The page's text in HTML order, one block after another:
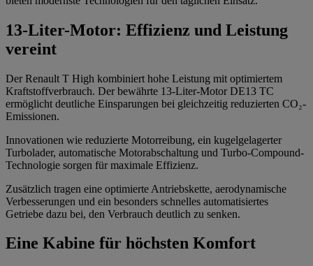
13-Liter-Motor: Effizienz und Leistung
vereint
Der Renault T High kombiniert hohe Leistung mit optimiertem
Kraftstoffverbrauch. Der bewährte 13-Liter-Motor DE13 TC
ermöglicht deutliche Einsparungen bei gleichzeitig reduzierten CO₂-
Emissionen.
Innovationen wie reduzierte Motorreibung, ein kugelgelagerter
Turbolader, automatische Motorabschaltung und Turbo-Compound-
Technologie sorgen für maximale Effizienz.
Zusätzlich tragen eine optimierte Antriebskette, aerodynamische
Verbesserungen und ein besonders schnelles automatisiertes
Getriebe dazu bei, den Verbrauch deutlich zu senken.
Eine Kabine für höchsten Komfort